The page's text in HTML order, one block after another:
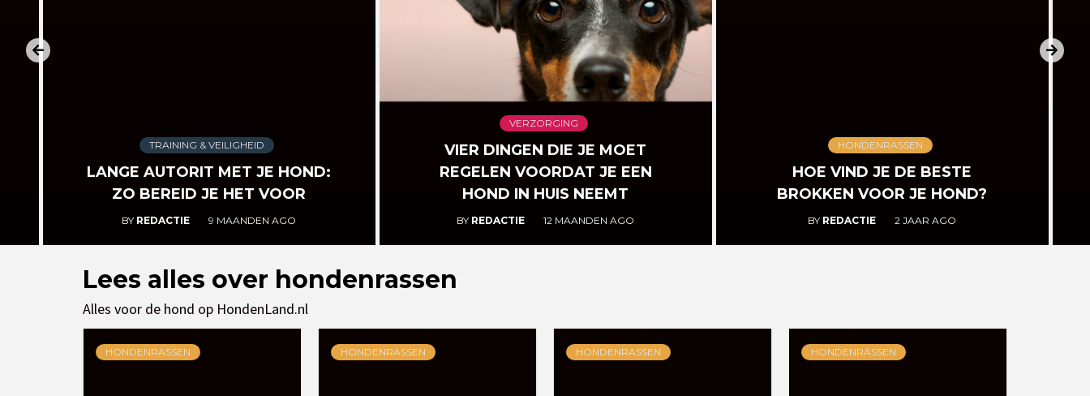
TRAINING & VEILIGHEID
LANGE AUTORIT MET JE HOND:
ZO BEREID JE HET VOOR
BY REDACTIE 9 MAANDEN AGO
VERZORGING
VIER DINGEN DIE JE MOET
REGELEN VOORDAT JE EEN
HOND IN HUIS NEEMT
BY REDACTIE 12 MAANDEN AGO
HONDENRASSEN
HOE VIND JE DE BESTE
BROKKEN VOOR JE HOND?
BY REDACTIE 2 JAAR AGO
Lees alles over hondenrassen
Alles voor de hond op HondenLand.nl
HONDENRASSEN HONDENRASSEN HONDENRASSEN HONDENRASSEN